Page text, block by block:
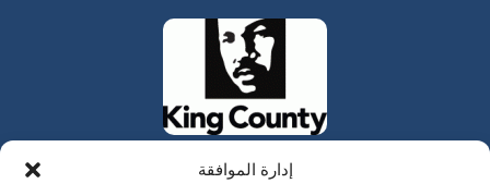
إدارة الموافقة